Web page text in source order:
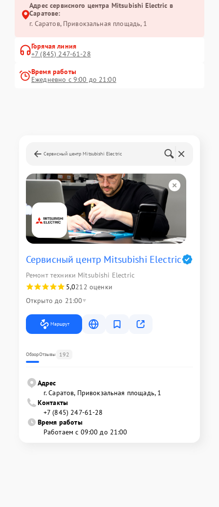
Адрес сервисного центра Mitsubishi Electric в
Саратове:
г. Саратов, Привокзальная площадь, 1
Горячая линия
+7 (845) 247-61-28
Время работы
Ежедневно с 9:00 до 21:00
Сервисный центр Mitsubishi Electric
Сервисный центр Mitsubishi Electric
Ремонт техники Mitsubishi Electric
5,0212 оценки
Открыто до 21:00
Маршрут
ОбзорОтзывы 192
Адрес
г. Саратов, Привокзальная площадь, 1
Контакты
+7 (845) 247-61-28
Время работы
Работаем с 09:00 до 21:00